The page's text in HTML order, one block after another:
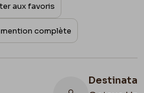
aux favoris
complète